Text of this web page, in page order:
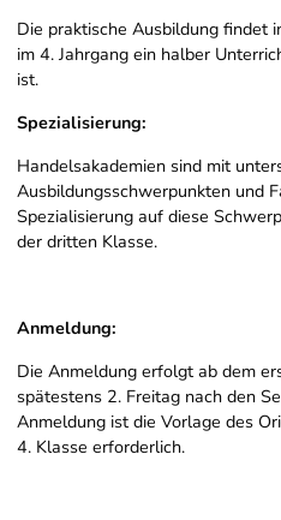
Die praktische Ausbildung findet
im 4. Jahrgang ein halber
ist.
Spezialisierung:
Handelsakademien sind mit
Ausbildungsschwerpunkten und
Spezialisierung auf diese
der dritten Klasse.
Anmeldung:
Die Anmeldung erfolgt ab dem
spätestens 2. Freitag nach den
Anmeldung ist die Vorlage des
4. Klasse erforderlich.